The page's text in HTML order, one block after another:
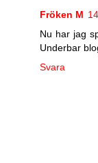
Fröken M
Nu har jag
Underbar
Svara